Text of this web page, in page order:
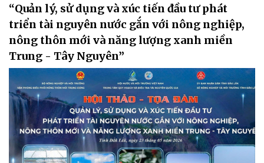
“Quản lý, sử dụng và xúc tiến đầu tư phát
triển tài nguyên nước gắn với nông nghiệp,
nông thôn mới và năng lượng xanh miền
Trung - Tây Nguyên”